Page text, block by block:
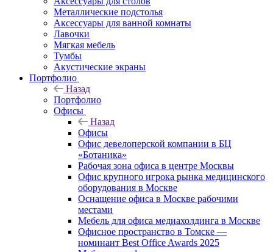
Металлические подстолья
Аксессуары для ванной комнаты
Лавочки
Мягкая мебель
Тумбы
Акустические экраны
Портфолио
Назад
Портфолио
Офисы
Назад
Офисы
Офис девелоперской компании в БЦ
«Ботаника»
Рабочая зона офиса в центре Москвы
Офис крупного игрока рынка медицинского
оборудования в Москве
Оснащение офиса в Москве рабочими
местами
Мебель для офиса медиахолдинга в Москве
Офисное пространство в Томске —
номинант Best Office Awards 2025